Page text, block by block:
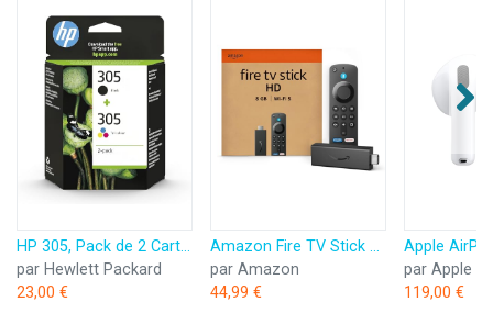
HP 305, Pack de 2 Cartouches d’Encre Originales, 6ZD17AE, Noir, Cyan, Jaune, Magenta
par Hewlett Packard
23,00 €
Amazon Fire TV Stick HD (Nouvelle génération) | TV gratuite et en direct, télécommande vocale Alexa, contrôle de la maison connectée, streaming HD
par Amazon
44,99 €
par Apple
119,00 €